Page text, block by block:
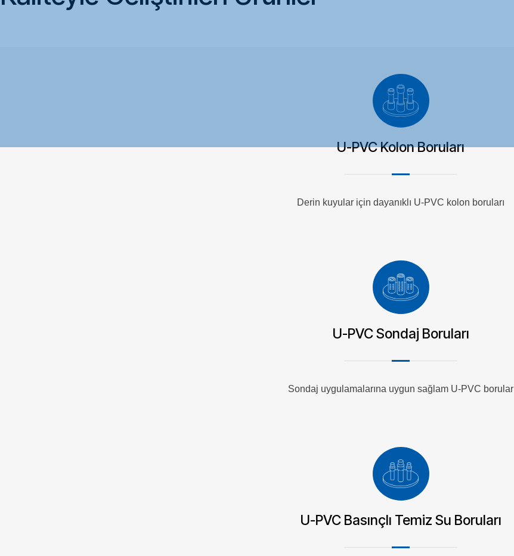
U-PVC Kolon Boruları
Derin kuyular için dayanıklı U-PVC kolon boruları
U-PVC Sondaj Boruları
Sondaj uygulamalarına uygun sağlam U-PVC borular
U-PVC Basınçlı Temiz Su Boruları